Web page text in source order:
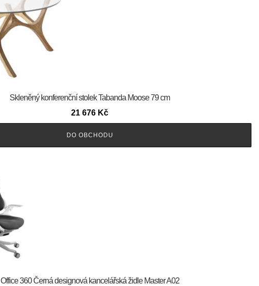
Skleněný konferenční stolek Tabanda Moose 79 cm
21 676 Kč
DO OBCHODU
Office 360 Černá designová kancelářská židle Master A02